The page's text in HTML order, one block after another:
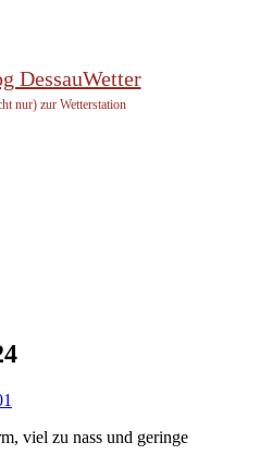
DessauWetter
nur) zur Wetterstation
viel zu nass und geringe